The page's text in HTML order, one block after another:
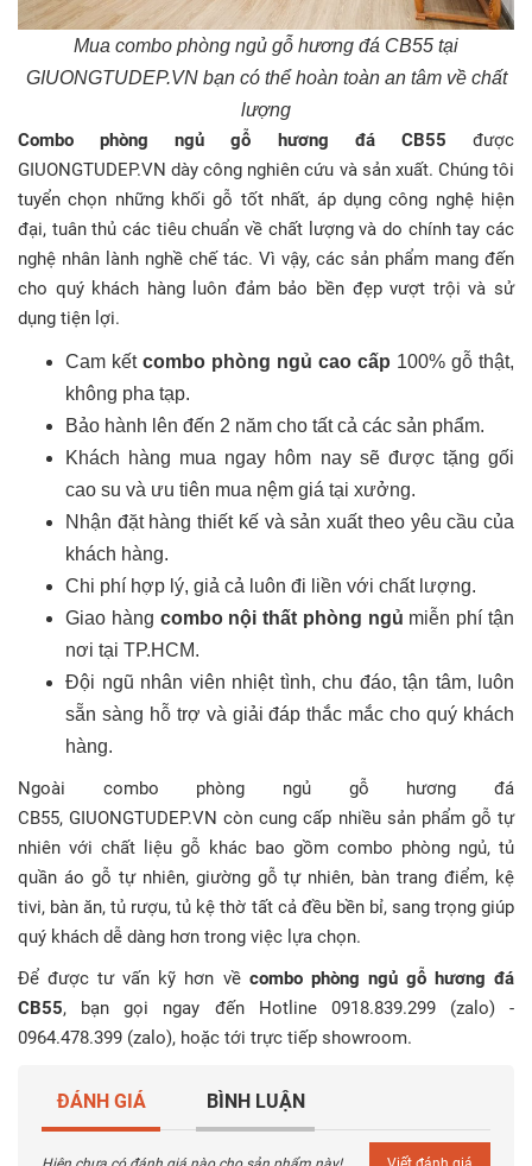
Mua combo phòng ngủ gỗ hương đá CB55 tại
GIUONGTUDEP.VN bạn có thể hoàn toàn an tâm về chất
lượng
Combo phòng ngủ gỗ hương đá CB55 được
GIUONGTUDEP.VN dày công nghiên cứu và sản xuất. Chúng tôi
tuyển chọn những khối gỗ tốt nhất, áp dụng công nghệ hiện
đại, tuân thủ các tiêu chuẩn về chất lượng và do chính tay các
nghệ nhân lành nghề chế tác. Vì vậy, các sản phẩm mang đến
cho quý khách hàng luôn đảm bảo bền đẹp vượt trội và sử
dụng tiện lợi.
Cam kết combo phòng ngủ cao cấp 100% gỗ thật,
không pha tạp.
Bảo hành lên đến 2 năm cho tất cả các sản phẩm.
Khách hàng mua ngay hôm nay sẽ được tặng gối
cao su và ưu tiên mua nệm giá tại xưởng.
Nhận đặt hàng thiết kế và sản xuất theo yêu cầu của
khách hàng.
Chi phí hợp lý, giả cả luôn đi liền với chất lượng.
Giao hàng combo nội thất phòng ngủ miễn phí tận
nơi tại TP.HCM.
Đội ngũ nhân viên nhiệt tình, chu đáo, tận tâm, luôn
sẵn sàng hỗ trợ và giải đáp thắc mắc cho quý khách
hàng.
Ngoài combo phòng ngủ gỗ hương đá
CB55, GIUONGTUDEP.VN còn cung cấp nhiều sản phẩm gỗ tự
nhiên với chất liệu gỗ khác bao gồm combo phòng ngủ, tủ
quần áo gỗ tự nhiên, giường gỗ tự nhiên, bàn trang điểm, kệ
tivi, bàn ăn, tủ rượu, tủ kệ thờ tất cả đều bền bỉ, sang trọng giúp
quý khách dễ dàng hơn trong việc lựa chọn.
Để được tư vấn kỹ hơn về combo phòng ngủ gỗ hương đá
CB55, bạn gọi ngay đến Hotline 0918.839.299 (zalo) -
0964.478.399 (zalo), hoặc tới trực tiếp showroom.
ĐÁNH GIÁ BÌNH LUẬN